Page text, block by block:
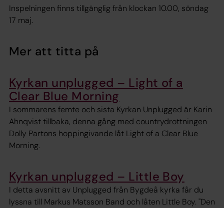
Inspelningen finns tillgänglig från klockan 10.00, söndag
17 maj.
Mer att titta på
Kyrkan unplugged – Light of a
Clear Blue Morning
I sommarens femte och sista Kyrkan Unplugged är Karin
Ahnqvist tillbaka, denna gång med countrydrottningen
Dolly Partons hoppingivande låt Light of a Clear Blue
Morning.
Kyrkan unplugged – Little Boy
I detta avsnitt av Unplugged från Bygdeå kyrka får du
lyssna till Markus Matsson Band och låten Little Boy. "Den